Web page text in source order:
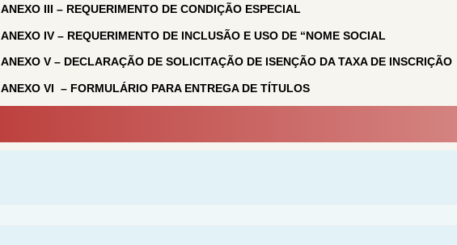
ANEXO III – REQUERIMENTO DE CONDIÇÃO ESPECIAL
ANEXO IV – REQUERIMENTO DE INCLUSÃO E USO DE “NOME SOCIAL
ANEXO V – DECLARAÇÃO DE SOLICITAÇÃO DE ISENÇÃO DA TAXA DE INSCRIÇÃO
ANEXO VI – FORMULÁRIO PARA ENTREGA DE TÍTULOS